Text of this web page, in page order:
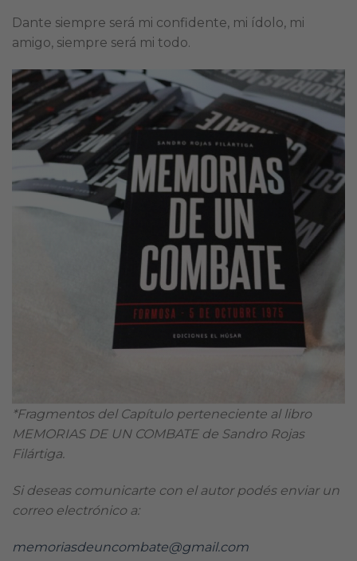
Dante siempre será mi confidente, mi ídolo, mi
amigo, siempre será mi todo.
*Fragmentos del Capítulo perteneciente al libro
MEMORIAS DE UN COMBATE de Sandro Rojas
Filártiga.
Si deseas comunicarte con el autor podés enviar un
correo electrónico a:
memoriasdeuncombate@gmail.com